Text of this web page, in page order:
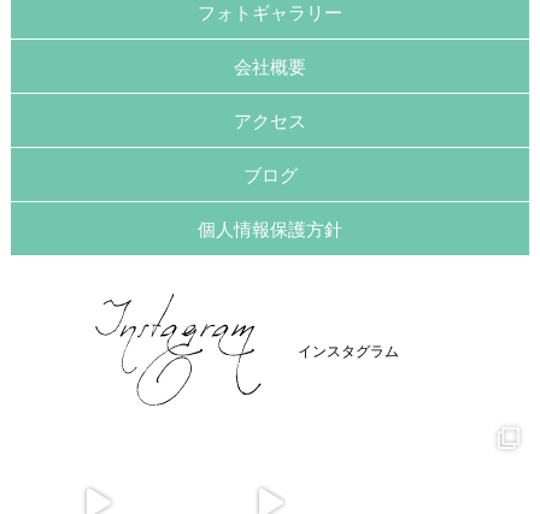
フォトギャラリー
会社概要
アクセス
ブログ
個人情報保護方針
インスタグラム